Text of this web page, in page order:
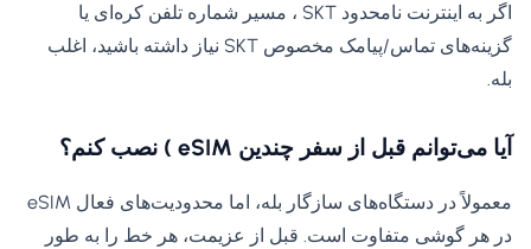
اگر به اینترنت نامحدود SKT ، مسیر شماره تلفن کره‌ای یا
گزینه‌های تماس/پیامک مخصوص SKT نیاز داشته باشید، اغلب
بله.
آیا می‌توانم قبل از سفر چندین eSIM ) نصب کنم؟
معمولاً در دستگاه‌های سازگار بله، اما محدودیت‌های فعال eSIM
در هر گوشی متفاوت است. قبل از عزیمت، هر خط را به طور